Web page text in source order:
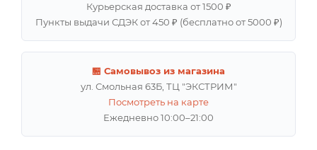
Курьерская доставка от 1500 ₽
Пункты выдачи СДЭК от 450 ₽ (бесплатно от 5000 ₽)
🏪 Самовывоз из магазина
ул. Смольная 63Б, ТЦ "ЭКСТРИМ"
Посмотреть на карте
Ежедневно 10:00–21:00